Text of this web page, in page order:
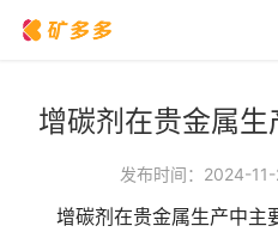
增碳剂在贵金属
发布时间：2024-
增碳剂在贵金属生产中主